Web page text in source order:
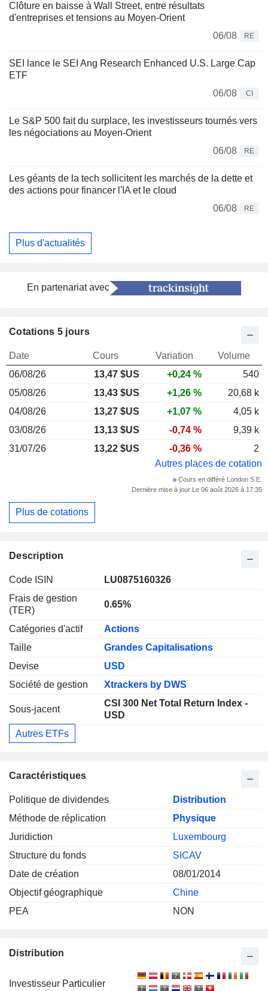
Clôture en baisse à Wall Street, entre résultats
d'entreprises et tensions au Moyen-Orient
06/08
RE
SEI lance le SEI Ang Research Enhanced U.S. Large Cap
ETF
06/08
CI
Le S&P 500 fait du surplace, les investisseurs tournés vers
les négociations au Moyen-Orient
06/08
RE
Les géants de la tech sollicitent les marchés de la dette et
des actions pour financer l'IA et le cloud
06/08
RE
Plus d'actualités
En partenariat avec
Cotations 5 jours
Date Cours Variation
Volume
06/08/26
13,47 $US +0,24 %
540
05/08/26
13,43 $US +1,26 %
20,68 k
04/08/26
13,27 $US +1,07 %
4,05 k
03/08/26
13,13 $US -0,74 %
9,39 k
31/07/26
13,22 $US -0,36 %
2
Autres places de cotation
Cours en différé London S.E.
Dernière mise à jour Le 06 août 2026 à 17:35
Plus de cotations
Description
Code ISIN
LU0875160326
Frais de gestion
(TER)
0.65%
Catégories d'actif
Actions
Taille
Grandes Capitalisations
Devise
USD
Société de gestion
Xtrackers by DWS
Sous-jacent
CSI 300 Net Total Return Index -
USD
Autres ETFs
Caractéristiques
Politique de dividendes
Distribution
Méthode de réplication
Physique
Juridiction
Luxembourg
Structure du fonds
SICAV
Date de création
08/01/2014
Objectif géographique
Chine
PEA
NON
Distribution
Investisseur Particulier